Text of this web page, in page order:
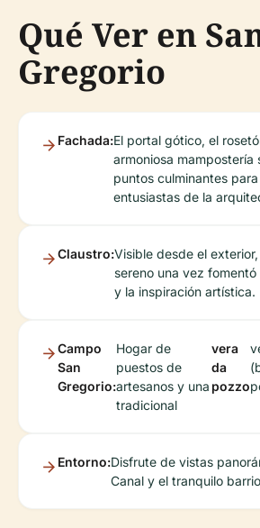
Qué Ver en
Gregorio
Fachada:El portal gótico, el
armoniosa mampostería
puntos culminantes
entusiastas de la
Claustro:Visible desde el
sereno una vez
y la inspiración artística.
Campo
San
Gregorio:
Hogar de
puestos de
artesanos y una
tradicional
vera
da
pozzo
Entorno:Disfrute de vistas
Canal y el tranquilo